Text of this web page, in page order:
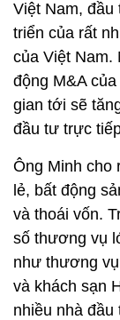
Việt Nam,
triển của rất
của Việt Nam.
động M&A
gian tới sẽ
đầu tư trực
Ông Minh cho
lẻ, bất động
và thoái vốn.
số thương vụ
như thương
và khách sạn
nhiều nhà đầu